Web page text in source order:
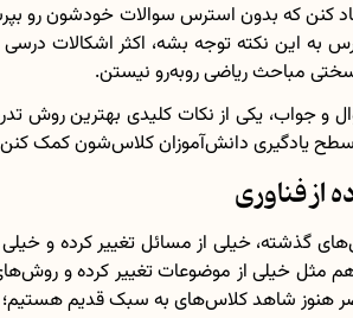
کنن که بدون استرس سوالات خود‌شون رو
به این نکته توجه بشه، اکثر اشکالات
مباحث ریاضی روبه‌رو نیستن.
و جواب، یکی از نکات کلیدی بهترین روش
یادگیری دانش‌آموزان کلاس‌شون کمک
از فناوری
گذشته، خیلی از مسائل تغییر کرده و
مثل خیلی از موضوعات تغییر کرده و
هنوز شاهد کلاس‌های به سبک قدیم هستیم؛